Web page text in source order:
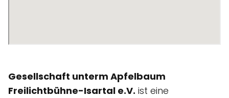
Gesellschaft unterm Apfelbaum
Freilichtbühne-Isartal e.V. ist eine